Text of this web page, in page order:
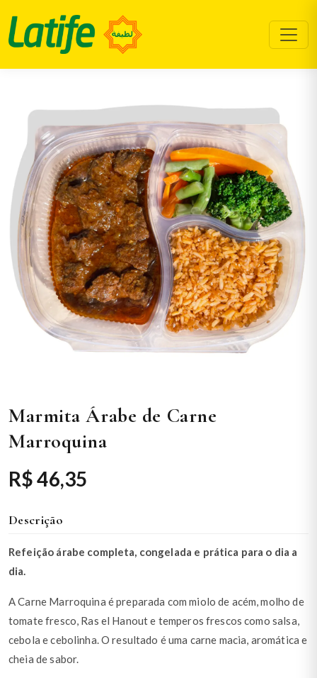
Marmita Árabe de Carne
Marroquina
R$ 46,35
Descrição
Refeição árabe completa, congelada e prática para o dia a
dia.
A Carne Marroquina é preparada com miolo de acém, molho de
tomate fresco, Ras el Hanout e temperos frescos como salsa,
cebola e cebolinha. O resultado é uma carne macia, aromática e
cheia de sabor.